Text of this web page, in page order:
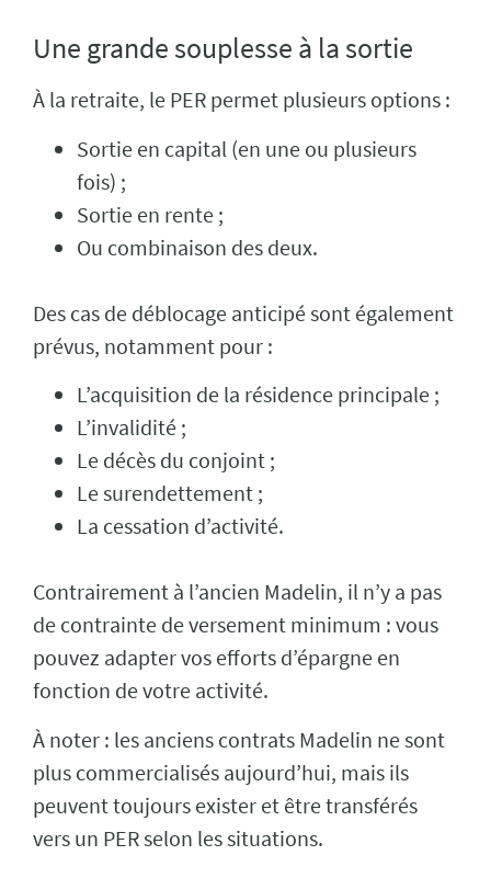
Une grande souplesse à la sortie
À la retraite, le PER permet plusieurs options :
Sortie en capital (en une ou plusieurs
fois) ;
Sortie en rente ;
Ou combinaison des deux.
Des cas de déblocage anticipé sont également
prévus, notamment pour :
L’acquisition de la résidence principale ;
L’invalidité ;
Le décès du conjoint ;
Le surendettement ;
La cessation d’activité.
Contrairement à l’ancien Madelin, il n’y a pas
de contrainte de versement minimum : vous
pouvez adapter vos efforts d’épargne en
fonction de votre activité.
À noter : les anciens contrats Madelin ne sont
plus commercialisés aujourd’hui, mais ils
peuvent toujours exister et être transférés
vers un PER selon les situations.